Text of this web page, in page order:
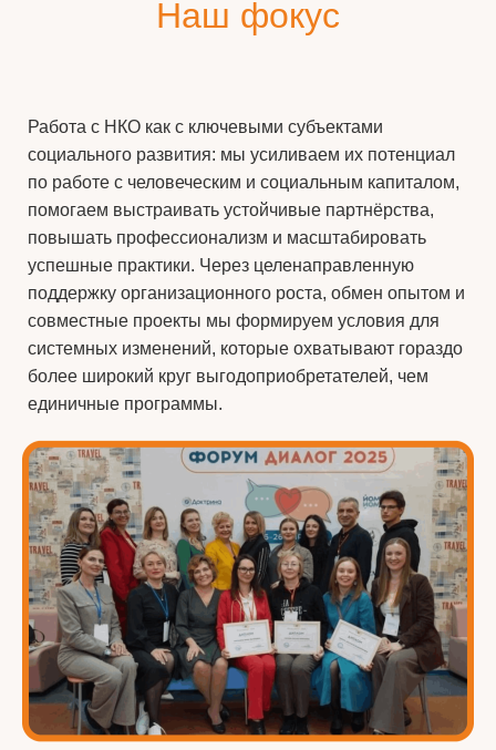
Наш фокус
Работа с НКО как с ключевыми субъектами
социального развития: мы усиливаем их потенциал
по работе с человеческим и социальным капиталом,
помогаем выстраивать устойчивые партнёрства,
повышать профессионализм и масштабировать
успешные практики. Через целенаправленную
поддержку организационного роста, обмен опытом и
совместные проекты мы формируем условия для
системных изменений, которые охватывают гораздо
более широкий круг выгодоприобретателей, чем
единичные программы.